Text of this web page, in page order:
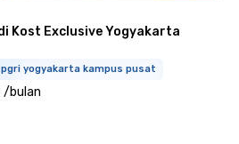
Kost Exclusive Yogyakarta
yogyakarta kampus pusat
/bulan